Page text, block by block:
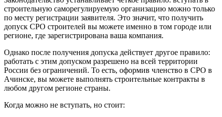
строительную саморегулируемую организацию можно только
по месту регистрации заявителя. Это значит, что получить
допуск СРО строителей вы можете именно в том городе или
регионе, где зарегистрирована ваша компания.
Однако после получения допуска действует другое правило:
работать с этим допуском разрешено на всей территории
России без ограничений. То есть, оформив членство в СРО в
Ачинске, вы можете выполнять строительные контракты в
любом другом регионе страны.
Когда можно не вступать, но стоит: